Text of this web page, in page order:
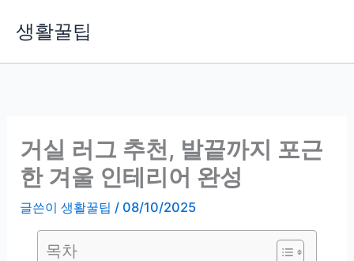
생활꿀팁
거실 러그 추천, 발끝까지 포근
한 겨울 인테리어 완성
글쓴이생활꿀팁 / 08/10/2025
목차